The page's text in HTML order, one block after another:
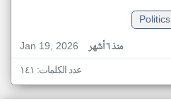
Politics
Jan 19, 2026
منذ ٦ أشهر
عدد الكلمات: ١٤١